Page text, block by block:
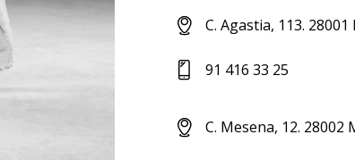
C. Agastia, 113.
91 416 33 25
C. Mesena, 12. 28002